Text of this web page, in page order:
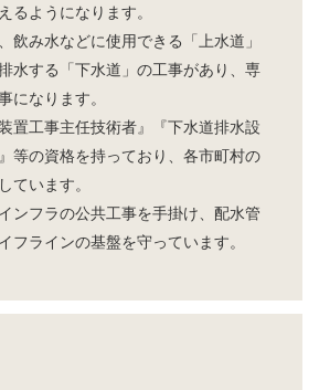
るようになります。
飲み水などに使用できる「上水道」
水する「下水道」の工事があり、専
になります。
置工事主任技術者』『下水道排水設
等の資格を持っており、各市町村の
ています。
ンフラの公共工事を手掛け、配水管
フラインの基盤を守っています。